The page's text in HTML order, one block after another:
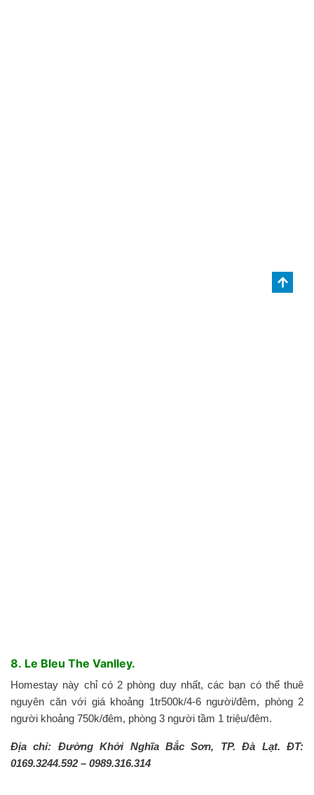
8. Le Bleu The Vanlley.
Homestay này chỉ có 2 phòng duy nhất, các bạn có thể thuê
nguyên căn với giá khoảng 1tr500k/4-6 người/đêm, phòng 2
người khoảng 750k/đêm, phòng 3 người tầm 1 triệu/đêm.
Địa chỉ: Đường Khởi Nghĩa Bắc Sơn, TP. Đà Lạt. ĐT:
0169.3244.592 – 0989.316.314